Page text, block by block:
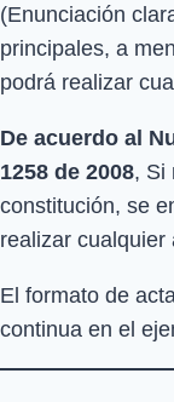
(Enunciación
principales, a
podrá realizar
De acuerdo al
1258 de 2008, Si
constitución, se
realizar cualquier
El formato de
continua en el